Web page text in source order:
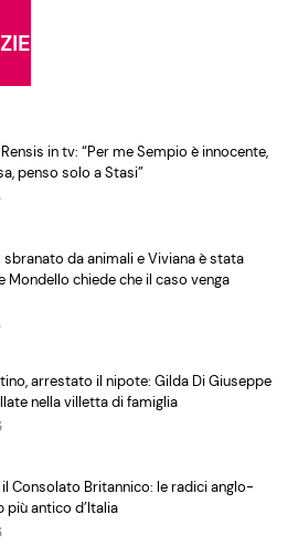
in tv: “Per me Sempio è innocente,
penso solo a Stasi”
sbranato da animali e Viviana è stata
Mondello chiede che il caso venga
arrestato il nipote: Gilda Di Giuseppe
nella villetta di famiglia
il Consolato Britannico: le radici anglo-
più antico d’Italia